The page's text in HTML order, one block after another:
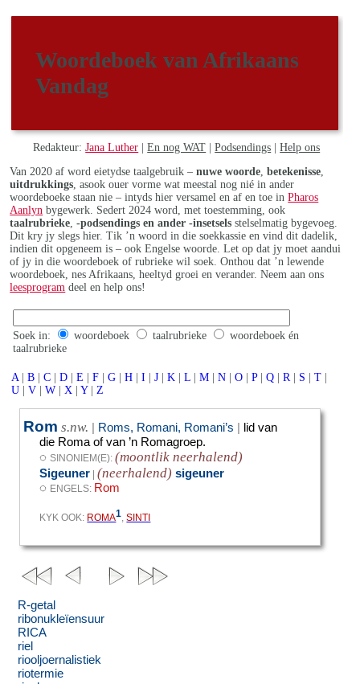
Woordeboek van Afrikaans
Vandag
Redakteur:Jana Luther |En nog WAT |Podsendings |Help ons
Van 2020 af word eietydse taalgebruik –nuwe woorde ,betekenisse
uitdrukkings , asook ouer vorme wat meestal nog nié in ander
woordeboeke staan nie – intyds hier versamel en af en toe inPharos
Aanlyn bygewerk. Sedert 2024 word, met toestemming, ook
taalrubrieke ,-podsendings en ander -insetsels stelselmatig bygevoeg.
Dit kry jy slegs hier. Tik ’n woord in die soekkassie en vind dit dadelik,
indien dit opgeneem is – ook Engelse woorde. Let op dat jy moet aandui
of jy in die woordeboek of rubrieke wil soek. Onthou dat ’n lewende
woordeboek, nes Afrikaans, heeltyd groei en verander. Neem aan ons
leesprogram deel en help ons!
Soek in: woordeboek taalrubrieke
woordeboek én
taalrubrieke
A | B | C | D | E | F | G | H | I | J | K | L | M | N | O | P | Q | R | S | T |
U | V | W | X | Y | Z
Rom s.nw. | Roms, Romani, Romani’s | lid van
die Roma of van ’n Romagroep.
◌SINONIEM(E):(moontlik neerhalend)
Sigeuner |(neerhalend)sigeuner
◌ ENGELS: Rom
KYK OOK: ROMA1 ,SINTI
R-getal
ribonukleïensuur
RICA
riel
riooljoernalistiek
riotermie